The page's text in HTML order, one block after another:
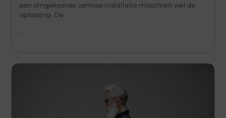
een omgekeerde osmose installatie misschien wel de
oplossing. De